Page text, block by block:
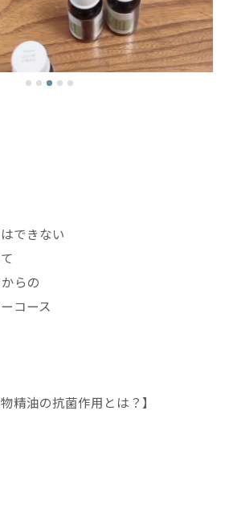
できない
らの
コース
精油の抗菌作用とは？】